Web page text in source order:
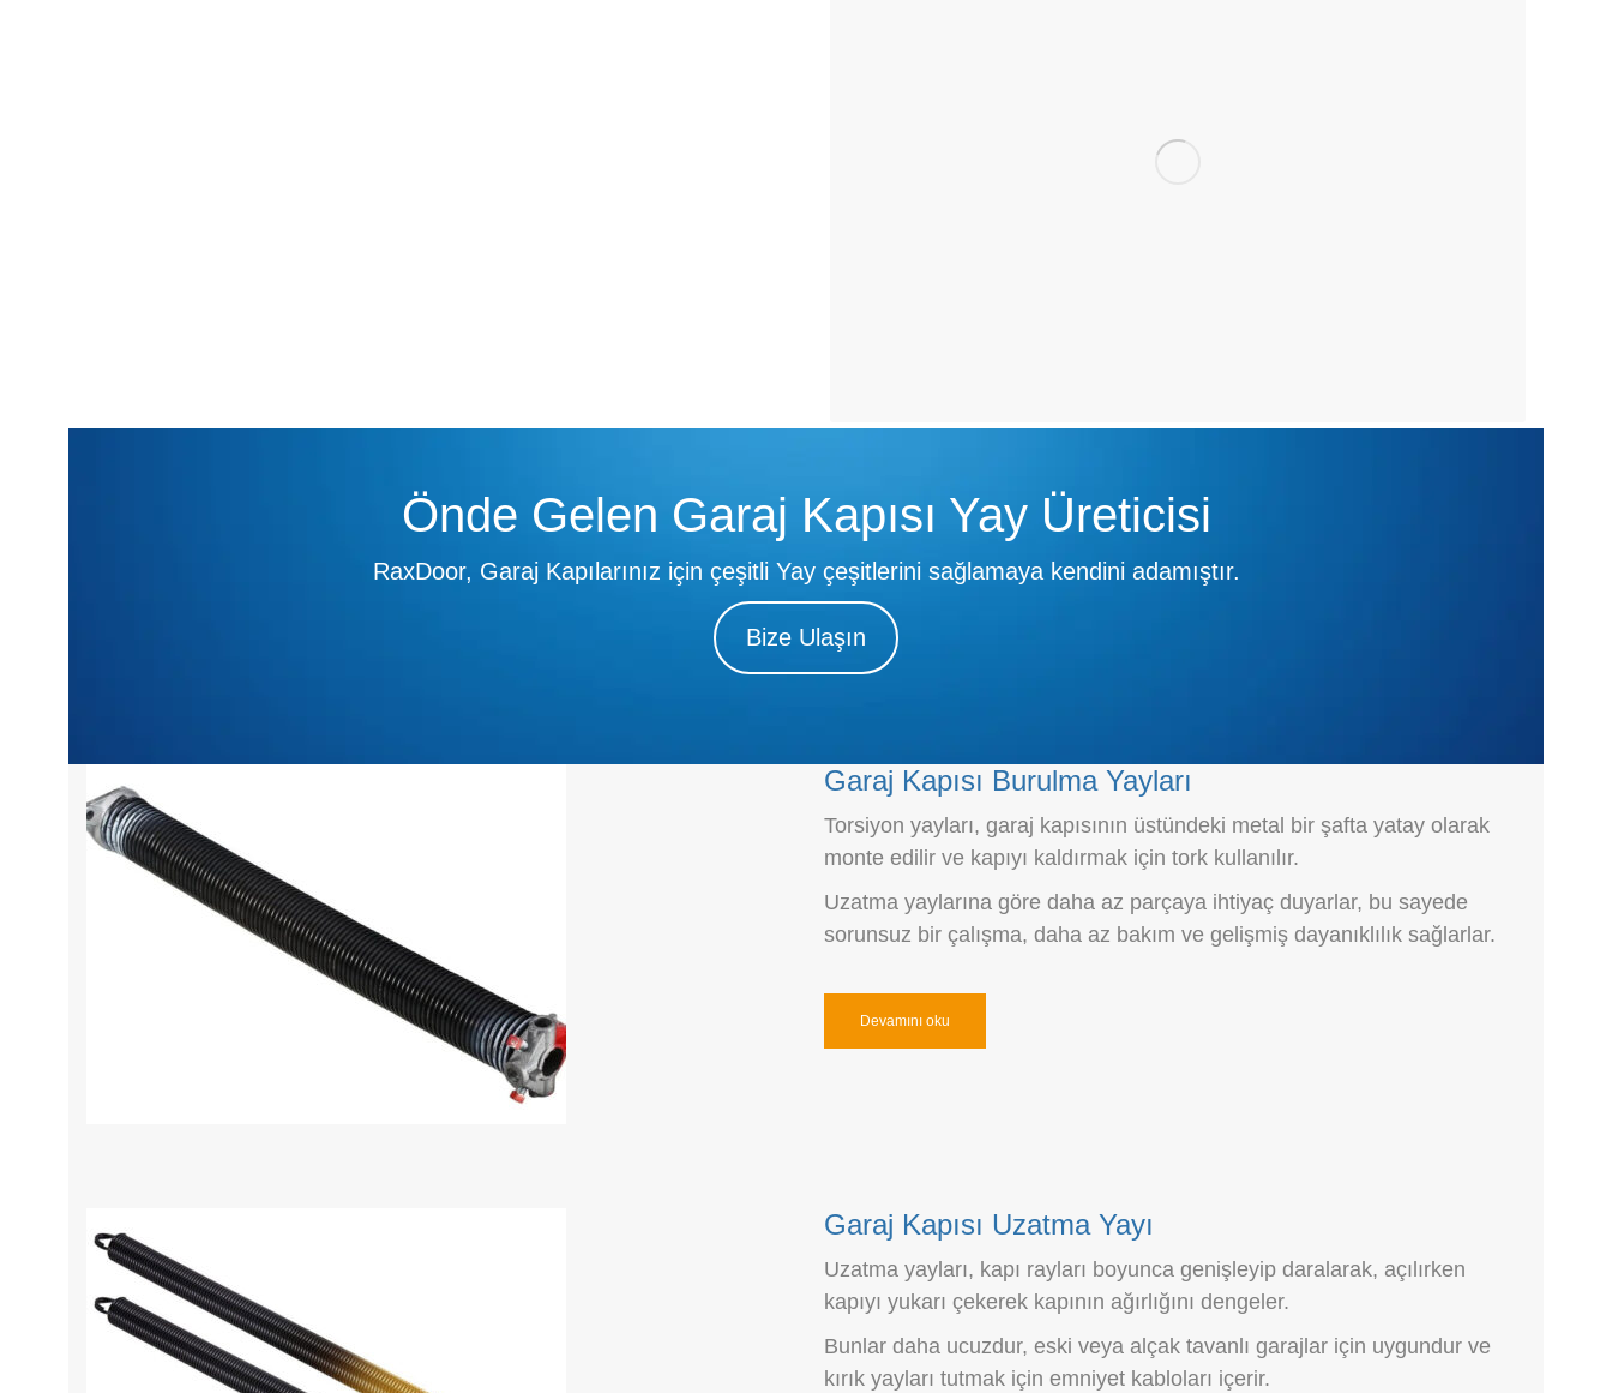
Önde Gelen Garaj Kapısı Yay Üreticisi
RaxDoor, Garaj Kapılarınız için çeşitli Yay çeşitlerini sağlamaya kendini adamıştır.
Bize Ulaşın
Garaj Kapısı Burulma Yayları
Torsiyon yayları, garaj kapısının üstündeki metal bir şafta yatay olarak
monte edilir ve kapıyı kaldırmak için tork kullanılır.
Uzatma yaylarına göre daha az parçaya ihtiyaç duyarlar, bu sayede
sorunsuz bir çalışma, daha az bakım ve gelişmiş dayanıklılık sağlarlar.
Devamını oku
Garaj Kapısı Uzatma Yayı
Uzatma yayları, kapı rayları boyunca genişleyip daralarak, açılırken
kapıyı yukarı çekerek kapının ağırlığını dengeler.
Bunlar daha ucuzdur, eski veya alçak tavanlı garajlar için uygundur ve
kırık yayları tutmak için emniyet kabloları içerir.